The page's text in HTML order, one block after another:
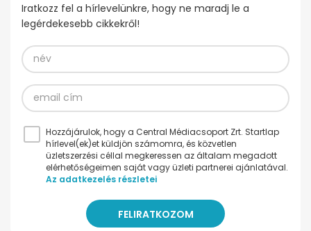
Iratkozz fel a hírlevelünkre, hogy ne maradj le a
legérdekesebb cikkekről!
Hozzájárulok, hogy a Central Médiacsoport Zrt. Startlap
hírlevel(ek)et küldjön számomra, és közvetlen
üzletszerzési céllal megkeressen az általam megadott
elérhetőségeimen saját vagy üzleti partnerei ajánlatával.
Az adatkezelés részletei